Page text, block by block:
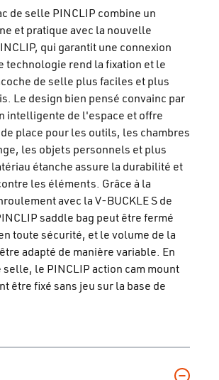
de selle PINCLIP combine un
et pratique avec la nouvelle
qui garantit une connexion
technologie rend la fixation et le
de selle plus faciles et plus
Le design bien pensé convainc par
intelligente de l'espace et offre
place pour les outils, les chambres
les objets personnels et plus
étanche assure la durabilité et
les éléments. Grâce à la
avec la V-BUCKLE S de
saddle bag peut être fermé
toute sécurité, et le volume de la
adapté de manière variable. En
selle, le PINCLIP action cam mount
être fixé sans jeu sur la base de